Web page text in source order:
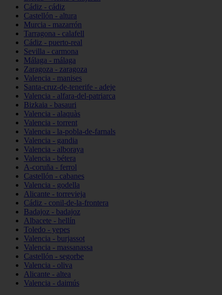
Cádiz - cádiz
Castellón - altura
Murcia - mazarrón
Tarragona - calafell
Cádiz - puerto-real
Sevilla - carmona
Málaga - málaga
Zaragoza - zaragoza
Valencia - manises
Santa-cruz-de-tenerife - adeje
Valencia - alfara-del-patriarca
Bizkaia - basauri
Valencia - alaquàs
Valencia - torrent
Valencia - la-pobla-de-farnals
Valencia - gandia
Valencia - alboraya
Valencia - bétera
A-coruña - ferrol
Castellón - cabanes
Valencia - godella
Alicante - torrevieja
Cádiz - conil-de-la-frontera
Badajoz - badajoz
Albacete - hellín
Toledo - yepes
Valencia - burjassot
Valencia - massanassa
Castellón - segorbe
Valencia - oliva
Alicante - altea
Valencia - daimús